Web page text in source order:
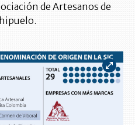
de Artesanos de